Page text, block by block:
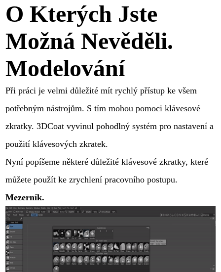
O Kterých Jste
Možná Nevěděli.
Modelování
Při práci je velmi důležité mít rychlý přístup ke všem
potřebným nástrojům. S tím mohou pomoci klávesové
zkratky. 3DCoat vyvinul pohodlný systém pro nastavení a
použití klávesových zkratek.
Nyní popíšeme některé důležité klávesové zkratky, které
můžete použít ke zrychlení pracovního postupu.
Mezerník.